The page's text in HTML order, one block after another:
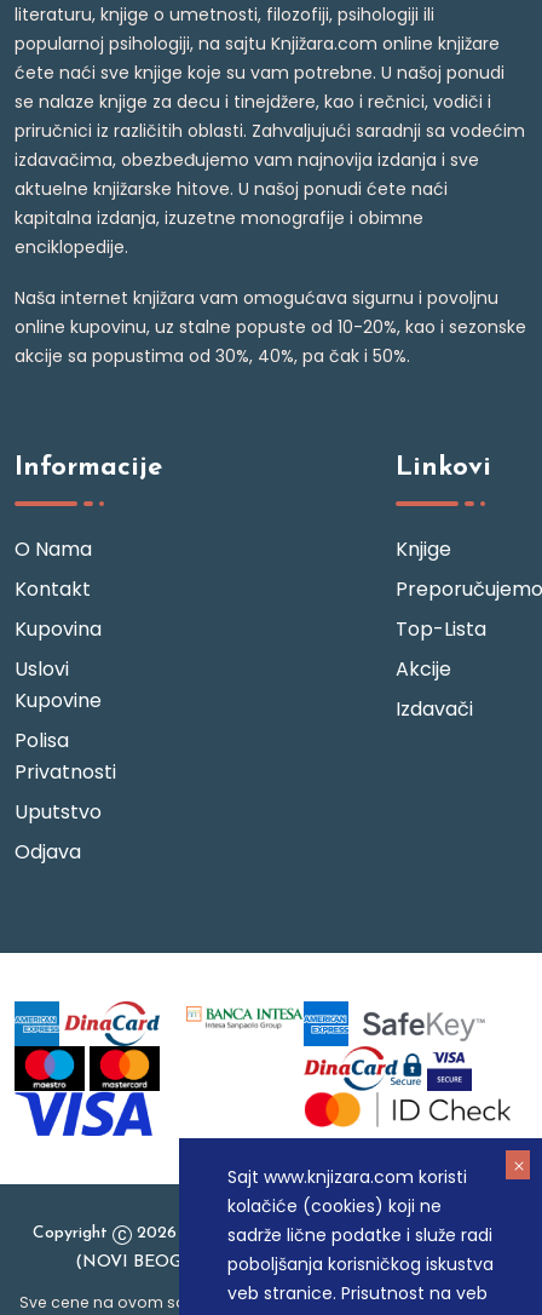
Sajt www.knjizara.com koristi
kolačiće (cookies) koji ne
sadrže lične podatke i služe radi
poboljšanja korisničkog iskustva
veb stranice. Prisutnost na veb
literaturu, knjige o umetnosti, filozofiji, psihologiji ili
popularnoj psihologiji, na sajtu Knjižara.com online knjižare
ćete naći sve knjige koje su vam potrebne. U našoj ponudi
se nalaze knjige za decu i tinejdžere, kao i rečnici, vodiči i
priručnici iz različitih oblasti. Zahvaljujući saradnji sa vodećim
izdavačima, obezbeđujemo vam najnovija izdanja i sve
aktuelne knjižarske hitove. U našoj ponudi ćete naći
kapitalna izdanja, izuzetne monografije i obimne
enciklopedije.
Naša internet knjižara vam omogućava sigurnu i povoljnu
online kupovinu, uz stalne popuste od 10-20%, kao i sezonske
akcije sa popustima od 30%, 40%, pa čak i 50%.
Informacije
O Nama
Kontakt
Kupovina
Uslovi
Kupovine
Polisa
Privatnosti
Uputstvo
Odjava
Linkovi
Knjige
Preporučujemo
Top-Lista
Akcije
Izdavači
Copyright
2026 Knjizara.com - MAKART DOO BEOGRAD
(NOVI BEOGRAD), PIB: 105184104, MB: 20337524
Sve cene na ovom sajtu iskazane su u dinarima. PDV je uračunat u